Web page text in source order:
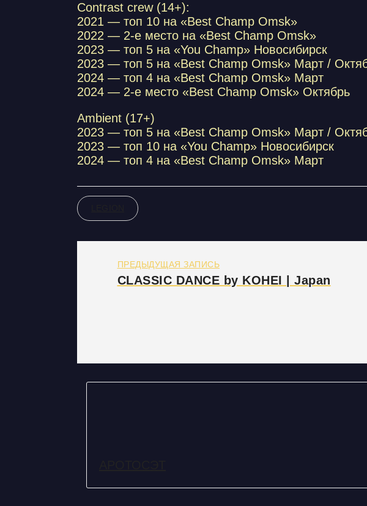
Contrast crew (14+):
2021 — топ 10 на «Best Champ Omsk»
2022 — 2-е место на «Best Champ Omsk»
2023 — топ 5 на «You Champ» Новосибирск
2023 — топ 5 на «Best Champ Omsk» Март /
2024 — топ 4 на «Best Champ Omsk» Март
2024 — 2-е место «Best Champ Omsk» Октябрь
Ambient (17+)
2023 — топ 5 на «Best Champ Omsk» Март /
2023 — топ 10 на «You Champ» Новосибирск
2024 — топ 4 на «Best Champ Omsk» Март
ПРЕДЫДУЩАЯ ЗАПИСЬ
CLASSIC DANCE by KOHEI | Japan